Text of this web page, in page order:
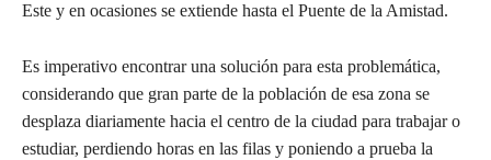
Este y en ocasiones se extiende hasta el Puente de la Amistad.
Es imperativo encontrar una solución para esta problemática,
considerando que gran parte de la población de esa zona se
desplaza diariamente hacia el centro de la ciudad para trabajar o
estudiar, perdiendo horas en las filas y poniendo a prueba la